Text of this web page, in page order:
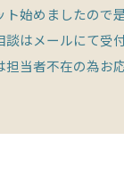
始めましたので
はメールにて受
当者不在の為お